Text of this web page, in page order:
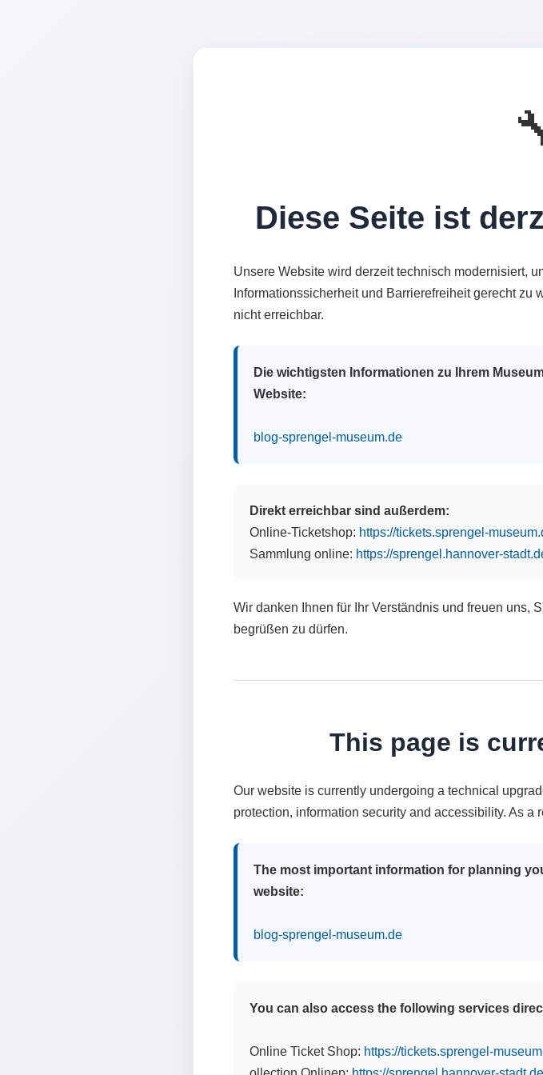
Diese Seite ist
Unsere Website wird derzeit technisch modernisiert,
Informationssicherheit und Barrierefreiheit gerecht
nicht erreichbar.
Die wichtigsten Informationen zu Ihrem
Website:
blog-sprengel-museum.de
Direkt erreichbar sind außerdem:
Online-Ticketshop: https://tickets.sprengel-
Sammlung online: https://sprengel.hannover-
Wir danken Ihnen für Ihr Verständnis und freuen uns,
begrüßen zu dürfen.
This page is
Our website is currently undergoing a technical
protection, information security and accessibility. As
The most important information for planning
website:
blog-sprengel-museum.de
You can also access the following services
Online Ticket Shop: https://tickets.sprengel-